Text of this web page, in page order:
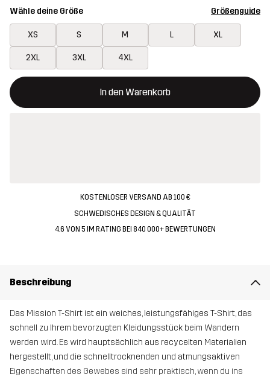
Wähle deine Größe Größenguide
XS S M L XL
2XL 3XL 4XL
In den Warenkorb
Dieser Button öffnet ein Fenster und legt den neuen Artikel in
{{size}} nicht verfügbar
KOSTENLOSER VERSAND AB 100 €
SCHWEDISCHES DESIGN & QUALITÄT
4.6 VON 5 IM RATING BEI 840 000+ BEWERTUNGEN
Beschreibung
Das Mission T-Shirt ist ein weiches, leistungsfähiges T-Shirt, das
schnell zu Ihrem bevorzugten Kleidungsstück beim Wandern
werden wird. Es wird hauptsächlich aus recycelten Materialien
hergestellt, und die schnelltrocknenden und atmungsaktiven
Eigenschaften des Gewebes sind sehr praktisch, wenn du ins